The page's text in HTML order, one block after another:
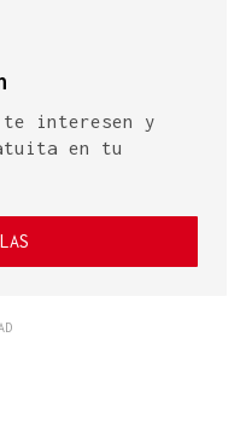
te interesen y
en tu